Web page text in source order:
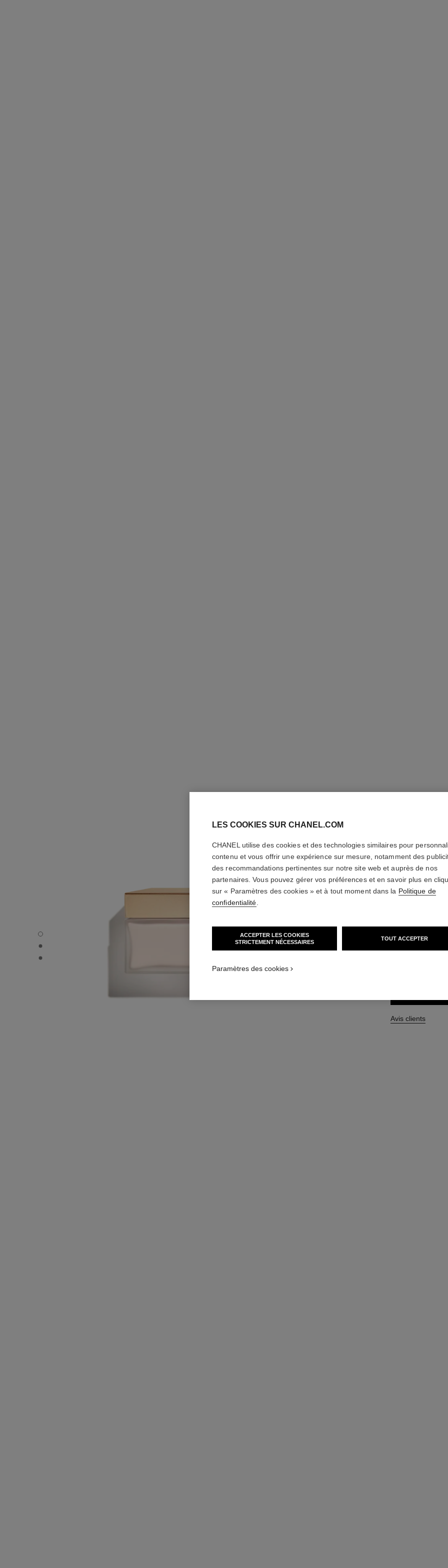
GABRIELLE CHANEL - Vue par défaut
GABRIELLE CHANEL - Vue alternative 1
GABRIELLE CHANEL - Vue basique texture
Crème pour le
En savoir plus
120 CHF
Avis clients
LES COOKIES SUR CHANEL.COM
CHANEL utilise des cookies et des technologies similaires pour
contenu et vous offrir une expérience sur mesure, notamment des
des recommandations pertinentes sur notre site web et auprès de nos
partenaires. Vous pouvez gérer vos préférences et en savoir plus en
sur « Paramètres des cookies » et à tout moment dans la Politique de
confidentialité
ACCEPTER LES COOKIES
STRICTEMENT NÉCESSAIRES
TOUT ACCEPTER
Paramètres des cookies